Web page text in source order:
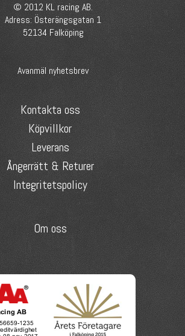
© 2012 KL racing AB.
Adress: Österängsgatan 1
52134 Falköping
Avanmäl nyhetsbrev
Kontakta oss
Köpvillkor
Leverans
Ångerrätt & Returer
Integritetspolicy
Om oss